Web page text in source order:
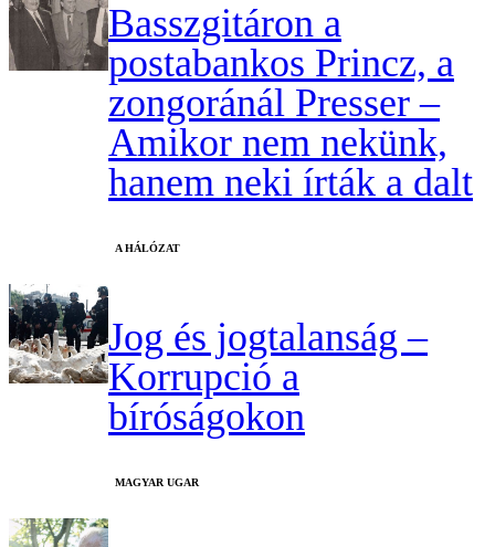
Basszgitáron a
postabankos Princz, a
zongoránál Presser –
Amikor nem nekünk,
hanem neki írták a dalt
A HÁLÓZAT
Jog és jogtalanság –
Korrupció a
bíróságokon
MAGYAR UGAR